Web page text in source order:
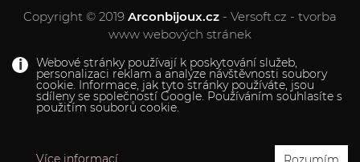
Webové stránky používají k poskytování služeb,
personalizaci reklam a analýze návštěvnosti soubory
cookie. Informace, jak tyto stránky používáte, jsou
sdíleny se společností Google. Používáním souhlasíte s
použitím souborů cookie.
Více informací
Copyright © 2019 Arconbijoux.cz - Versoft.cz - tvorba
www webových stránek